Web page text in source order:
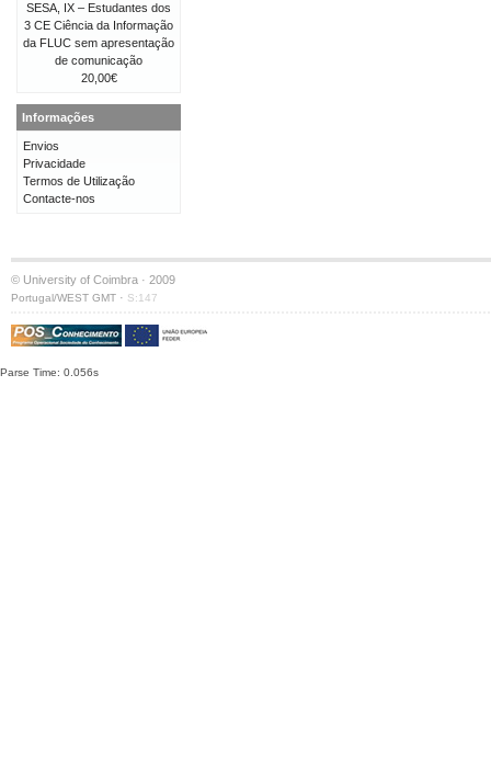
SESA, IX – Estudantes dos
3 CE Ciência da Informação
da FLUC sem apresentação
de comunicação
20,00€
Informações
Envios
Privacidade
Termos de Utilização
Contacte-nos
© University of Coimbra · 2009
Portugal/WEST GMT · S:147
Parse Time: 0.056s